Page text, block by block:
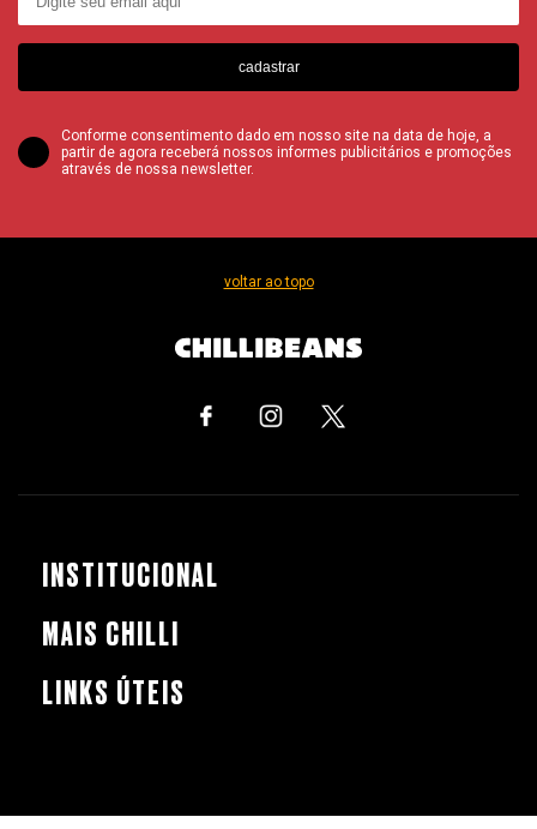
cadastrar
Conforme consentimento dado em nosso site na data de hoje, a
partir de agora receberá nossos informes publicitários e promoções
através de nossa newsletter.
voltar ao topo
INSTITUCIONAL
MAIS CHILLI
LINKS ÚTEIS